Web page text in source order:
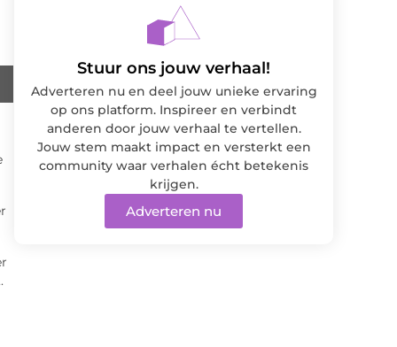
Stuur ons jouw verhaal!
Adverteren nu en deel jouw unieke ervaring
op ons platform. Inspireer en verbindt
anderen door jouw verhaal te vertellen.
Jouw stem maakt impact en versterkt een
community waar verhalen écht betekenis
krijgen.
Adverteren nu